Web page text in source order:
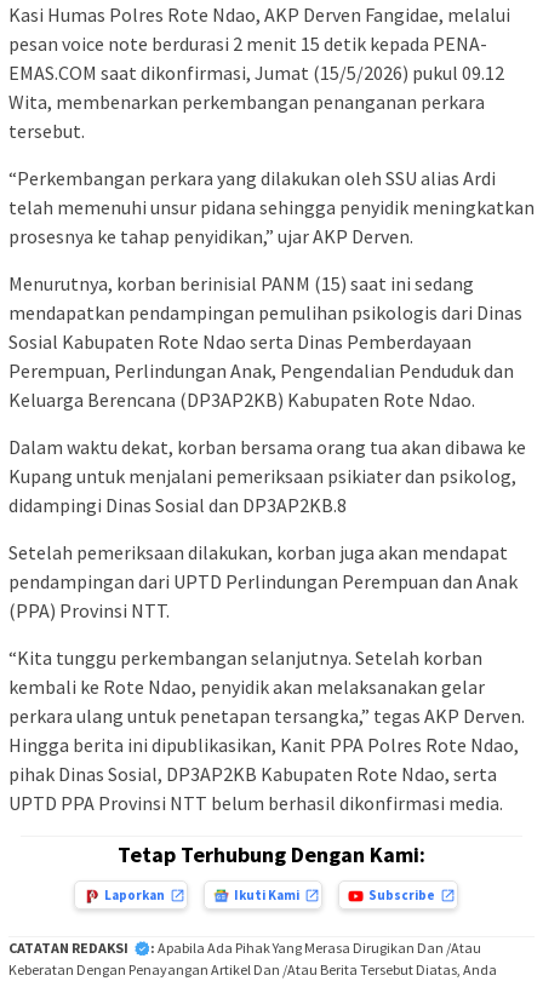
Kasi Humas Polres Rote Ndao, AKP Derven Fangidae, melalui
pesan voice note berdurasi 2 menit 15 detik kepada PENA-
EMAS.COM saat dikonfirmasi, Jumat (15/5/2026) pukul 09.12
Wita, membenarkan perkembangan penanganan perkara
tersebut.
“Perkembangan perkara yang dilakukan oleh SSU alias Ardi
telah memenuhi unsur pidana sehingga penyidik meningkatkan
prosesnya ke tahap penyidikan,” ujar AKP Derven.
Menurutnya, korban berinisial PANM (15) saat ini sedang
mendapatkan pendampingan pemulihan psikologis dari Dinas
Sosial Kabupaten Rote Ndao serta Dinas Pemberdayaan
Perempuan, Perlindungan Anak, Pengendalian Penduduk dan
Keluarga Berencana (DP3AP2KB) Kabupaten Rote Ndao.
Dalam waktu dekat, korban bersama orang tua akan dibawa ke
Kupang untuk menjalani pemeriksaan psikiater dan psikolog,
didampingi Dinas Sosial dan DP3AP2KB.8
Setelah pemeriksaan dilakukan, korban juga akan mendapat
pendampingan dari UPTD Perlindungan Perempuan dan Anak
(PPA) Provinsi NTT.
“Kita tunggu perkembangan selanjutnya. Setelah korban
kembali ke Rote Ndao, penyidik akan melaksanakan gelar
perkara ulang untuk penetapan tersangka,” tegas AKP Derven.
Hingga berita ini dipublikasikan, Kanit PPA Polres Rote Ndao,
pihak Dinas Sosial, DP3AP2KB Kabupaten Rote Ndao, serta
UPTD PPA Provinsi NTT belum berhasil dikonfirmasi media.
Tetap Terhubung Dengan Kami:
Laporkan Ikuti Kami Subscribe
CATATAN REDAKSI : Apabila Ada Pihak Yang Merasa Dirugikan Dan /Atau
Keberatan Dengan Penayangan Artikel Dan /Atau Berita Tersebut Diatas, Anda